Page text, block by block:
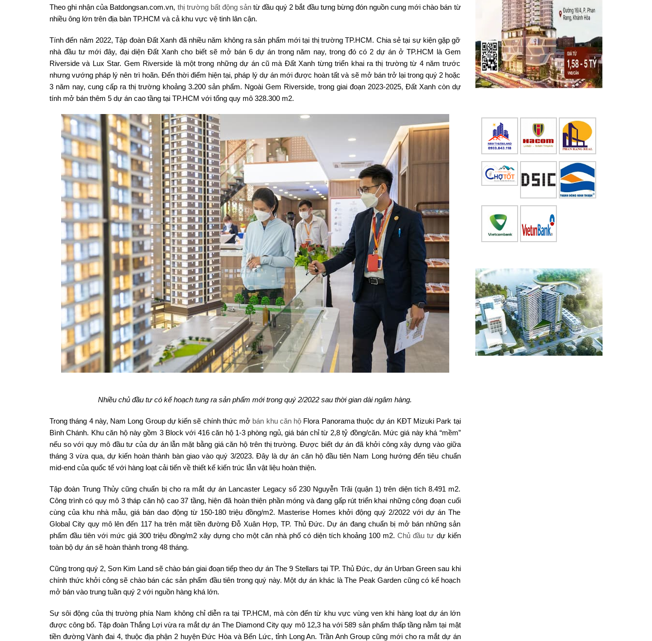
Theo ghi nhận của Batdongsan.com.vn, thị trường bất động sảntừ đầu quý 2 bắt đầu tưng bừng đón nguồn cung mới chào bán từ
nhiều ông lớn trên địa bàn TP.HCM và cả khu vực vệ tinh lân cận.
Tính đến năm 2022, Tập đoàn Đất Xanh đã nhiều năm không ra sản phẩm mới tại thị trường TP.HCM. Chia sẻ tại sự kiện gặp gỡ
nhà đầu tư mới đây, đại diện Đất Xanh cho biết sẽ mở bán 6 dự án trong năm nay, trong đó có 2 dự án ở TP.HCM là Gem
Riverside và Lux Star. Gem Riverside là một trong những dự án cũ mà Đất Xanh từng triển khai ra thị trường từ 4 năm trước
nhưng vướng pháp lý nên trì hoãn. Đến thời điểm hiện tại, pháp lý dự án mới được hoàn tất và sẽ mở bán trở lại trong quý 2 hoặc
3 năm nay, cung cấp ra thị trường khoảng 3.200 sản phẩm. Ngoài Gem Riverside, trong giai đoạn 2023-2025, Đất Xanh còn dự
tính mở bán thêm 5 dự án cao tầng tại TP.HCM với tổng quy mô 328.300 m2.
Nhiều chủ đầu tư có kế hoạch tung ra sản phẩm mới trong quý 2/2022 sau thời gian dài ngâm hàng.
Trong tháng 4 này, Nam Long Group dự kiến sẽ chính thức mở bán khu căn hộ Flora Panorama thuộc dự án KĐT Mizuki Park tại
Bình Chánh. Khu căn hộ này gồm 3 Block với 416 căn hộ 1-3 phòng ngủ, giá bán chỉ từ 2,8 tỷ đồng/căn. Mức giá này khá “mềm”
nếu so với quy mô đầu tư của dự án lẫn mặt bằng giá căn hộ trên thị trường. Được biết dự án đã khởi công xây dựng vào giữa
tháng 3 vừa qua, dự kiến hoàn thành bàn giao vào quý 3/2023. Đây là dự án căn hộ đầu tiên Nam Long hướng đến tiêu chuẩn
mid-end của quốc tế với hàng loạt cải tiến về thiết kế kiến trúc lẫn vật liệu hoàn thiện.
Tập đoàn Trung Thủy cũng chuẩn bị cho ra mắt dự án Lancaster Legacy số 230 Nguyễn Trãi (quận 1) trên diện tích 8.491 m2.
Công trình có quy mô 3 tháp căn hộ cao 37 tầng, hiện đã hoàn thiện phần móng và đang gấp rút triển khai những công đoạn cuối
cùng của khu nhà mẫu, giá bán dao động từ 150-180 triệu đồng/m2. Masterise Homes khởi động quý 2/2022 với dự án The
Global City quy mô lên đến 117 ha trên mặt tiền đường Đỗ Xuân Hợp, TP. Thủ Đức. Dự án đang chuẩn bị mở bán những sản
phẩm đầu tiên với mức giá 300 triệu đồng/m2 xây dựng cho một căn nhà phố có diện tích khoảng 100 m2.Chủ đầu tư dự kiến
toàn bộ dự án sẽ hoàn thành trong 48 tháng.
Cũng trong quý 2, Sơn Kim Land sẽ chào bán giai đoạn tiếp theo dự án The 9 Stellars tại TP. Thủ Đức, dự án Urban Green sau khi
chính thức khởi công sẽ chào bán các sản phẩm đầu tiên trong quý này. Một dự án khác là The Peak Garden cũng có kế hoạch
mở bán vào trung tuần quý 2 với nguồn hàng khá lớn.
Sự sôi động của thị trường phía Nam không chỉ diễn ra tại TP.HCM, mà còn đến từ khu vực vùng ven khi hàng loạt dự án lớn
được công bố. Tập đoàn Thắng Lợi vừa ra mắt dự án The Diamond City quy mô 12,3 ha với 589 sản phẩm thấp tầng nằm tại mặt
tiền đường Vành đai 4, thuộc địa phận 2 huyện Đức Hòa và Bến Lức, tỉnh Long An. Trần Anh Group cũng mới cho ra mắt dự án